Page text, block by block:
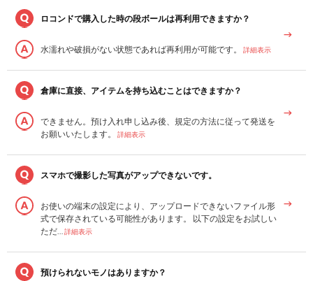
ロコンドで購入した時の段ボールは再利用できますか？
水濡れや破損がない状態であれば再利用が可能です。 詳細表示
倉庫に直接、アイテムを持ち込むことはできますか？
できません。預け入れ申し込み後、規定の方法に従って発送を
お願いいたします。
詳細表示
スマホで撮影した写真がアップできないです。
お使いの端末の設定により、アップロードできないファイル形
式で保存されている可能性があります。 以下の設定をお試しい
ただ…詳細表示
預けられないモノはありますか？